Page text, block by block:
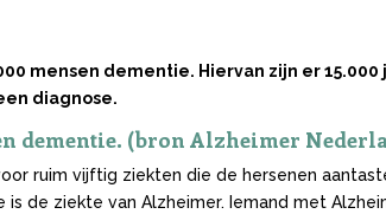
mensen dementie. Hiervan zijn er 15.000
diagnose.
dementie. (bron Alzheimer
ruim vijftig ziekten die de hersenen
de ziekte van Alzheimer. Iemand met